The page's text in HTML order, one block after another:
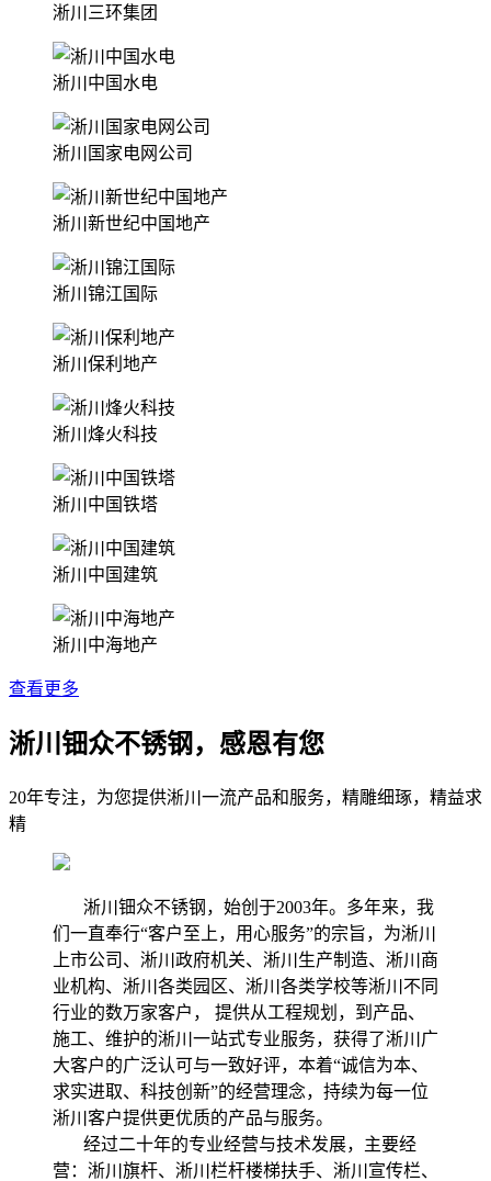
淅川三环集团
淅川中国水电
淅川国家电网公司
淅川新世纪中国地产
淅川锦江国际
淅川保利地产
淅川烽火科技
淅川中国铁塔
淅川中国建筑
淅川中海地产
查看更多
淅川钿众不锈钢，感恩有您
20年专注，为您提供淅川一流产品和服务，精雕细琢，精益求
精
淅川钿众不锈钢，始创于2003年。多年来，我
们一直奉行“客户至上，用心服务”的宗旨，为淅川
上市公司、淅川政府机关、淅川生产制造、淅川商
业机构、淅川各类园区、淅川各类学校等淅川不同
行业的数万家客户， 提供从工程规划，到产品、
施工、维护的淅川一站式专业服务，获得了淅川广
大客户的广泛认可与一致好评，本着“诚信为本、
求实进取、科技创新”的经营理念，持续为每一位
淅川客户提供更优质的产品与服务。
经过二十年的专业经营与技术发展，主要经
营：淅川旗杆、淅川栏杆楼梯扶手、淅川宣传栏、